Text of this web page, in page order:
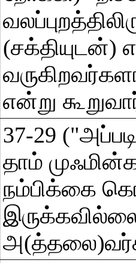
(சக்தியுடன்)
என்று
37-29
தாம்
நம்பிக்கை